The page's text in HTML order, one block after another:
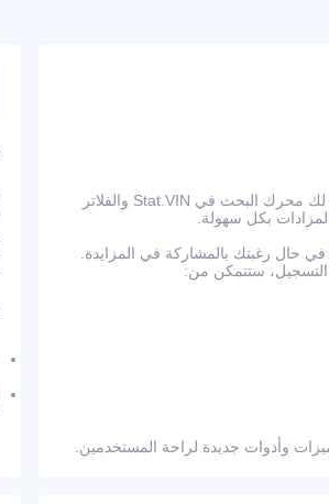
ابدأ بالبحث عن سيارة في الولايات المتحدة تلبي متطلباتك. يتيح لك محرك البحث في Stat.VIN والفلاتر
بكل سهولة.
رغبتك بالمشاركة في المزايدة.